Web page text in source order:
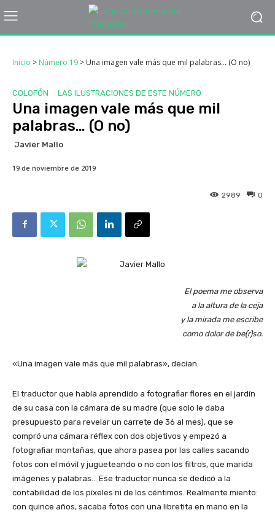
Inicio > Número 19 > Una imagen vale más que mil palabras… (O no)
COLOFÓN LAS ILUSTRACIONES DE ESTE NÚMERO
Una imagen vale más que mil
palabras… (O no)
Javier Mallo
19 de noviembre de 2019
0
2989
El poema me observa
a la altura de la ceja
y la mirada me escribe
como dolor de be(r)so.
«Una imagen vale más que mil palabras», decían.
El traductor que había aprendido a fotografiar flores en el jardín
de su casa con la cámara de su madre (que solo le daba
presupuesto para revelar un carrete de 36 al mes), que se
compró una cámara réflex con dos objetivos y empezó a
fotografiar montañas, que ahora pasea por las calles sacando
fotos con el móvil y jugueteando o no con los filtros, que marida
imágenes y palabras… Ese traductor nunca se dedicó a la
contabilidad de los píxeles ni de los céntimos. Realmente miento:
con quince años, sacaba fotos con una libretita en mano en la